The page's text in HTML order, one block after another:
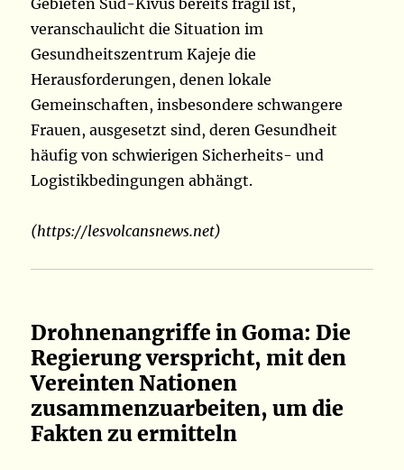
Gebieten Süd-Kivus bereits fragil ist,
veranschaulicht die Situation im
Gesundheitszentrum Kajeje die
Herausforderungen, denen lokale
Gemeinschaften, insbesondere schwangere
Frauen, ausgesetzt sind, deren Gesundheit
häufig von schwierigen Sicherheits- und
Logistikbedingungen abhängt.
(https://lesvolcansnews.net)
Drohnenangriffe in Goma: Die
Regierung verspricht, mit den
Vereinten Nationen
zusammenzuarbeiten, um die
Fakten zu ermitteln